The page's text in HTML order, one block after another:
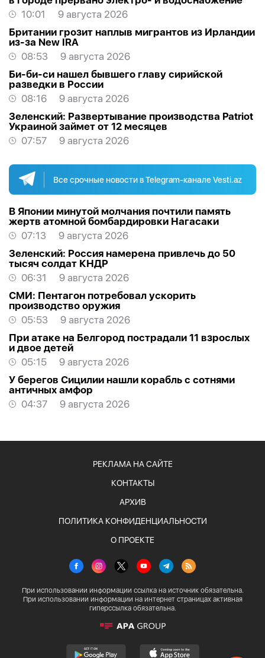
10:01
9 августа 2026
Британии грозит наплыв мигрантов из Ирландии
из-за New IRA
08:53
9 августа 2026
Би-би-си нашел бывшего главу сирийской
разведки в России
08:16
9 августа 2026
Зеленский: Развертывание производства Patriot
Украиной займет от 12 месяцев
07:57
9 августа 2026
Все срочные новости в Telegram-канале Vesti.az
В Японии минутой молчания почтили память
жертв атомной бомбардировки Нагасаки
07:13
9 августа 2026
Зеленский: Россия намерена привлечь до 50
тысяч солдат КНДР
06:31
9 августа 2026
СМИ: Пентагон потребовал ускорить
производство оружия
05:53
9 августа 2026
При атаке на Белгород пострадали 11 взрослых
и двое детей
05:15
9 августа 2026
У берегов Сицилии нашли корабль с сотнями
античных амфор
04:37
9 августа 2026
РЕКЛАМА НА САЙТЕ
КОНТАКТЫ
АРХИВ
ПОЛИТИКА КОНФИДЕНЦИАЛЬНОСТИ
О ПРОЕКТЕ
При использовании информации ссылка на источник обязательна.
При использовании информации на интернет страницах активная
гиперссылка обязательна.